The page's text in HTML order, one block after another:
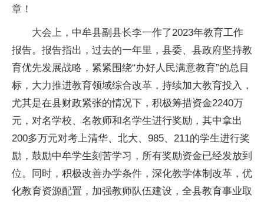
章！
大会上，中牟县副县长李一作了2023年教育工作
报告。报告指出，过去的一年里，县委、县政府坚持教
育优先发展战略，紧紧围绕“办好人民满意教育”的总目
标，大力推进教育领域综合改革，持续加大教育投入，
尤其是在县财政紧张的情况下，积极筹措资金2240万
元，对名学校、名教师和名学生进行奖励，其中拿出
200多万元对考上清华、北大、985、211的学生进行奖
励，鼓励中牟学生刻苦学习，所有奖励资金已经发放到
位。同时，积极改善办学条件，深化教学体制改革，优
化教育资源配置，加强教师队伍建设，全县教育事业取